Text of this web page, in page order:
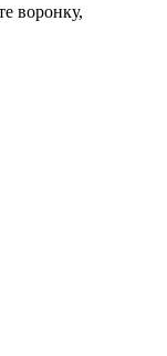
воронку,